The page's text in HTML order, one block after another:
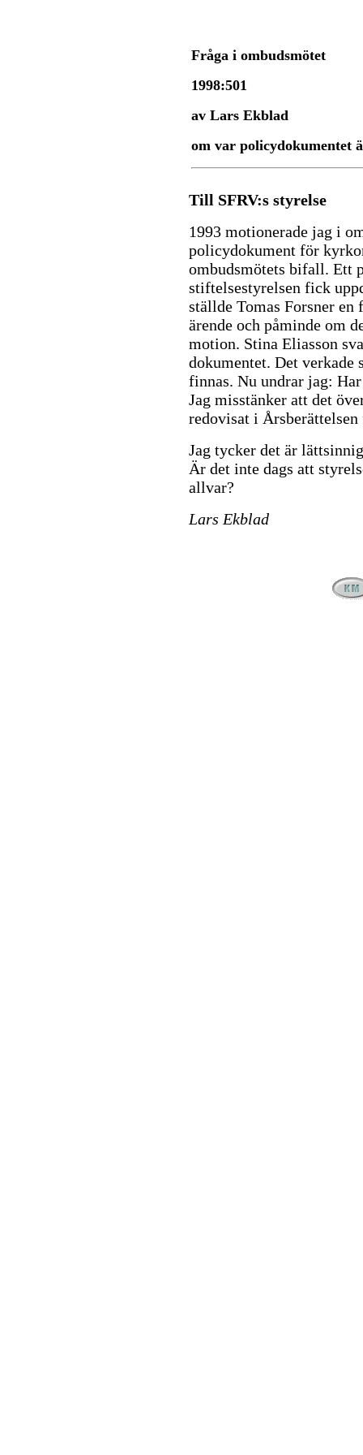
Fråga i ombudsmötet
1998:501
av Lars Ekblad
om var policydokumentet
Till SFRV:s styrelse
1993 motionerade jag i
policydokument för
ombudsmötets bifall. Ett
stiftelsestyrelsen fick
ställde Tomas Forsner
ärende och påminde om
motion. Stina Eliasson
dokumentet. Det verkade
finnas. Nu undrar jag:
Jag misstänker att det
redovisat i Årsberättelsen
Jag tycker det är
Är det inte dags att
allvar?
Lars Ekblad